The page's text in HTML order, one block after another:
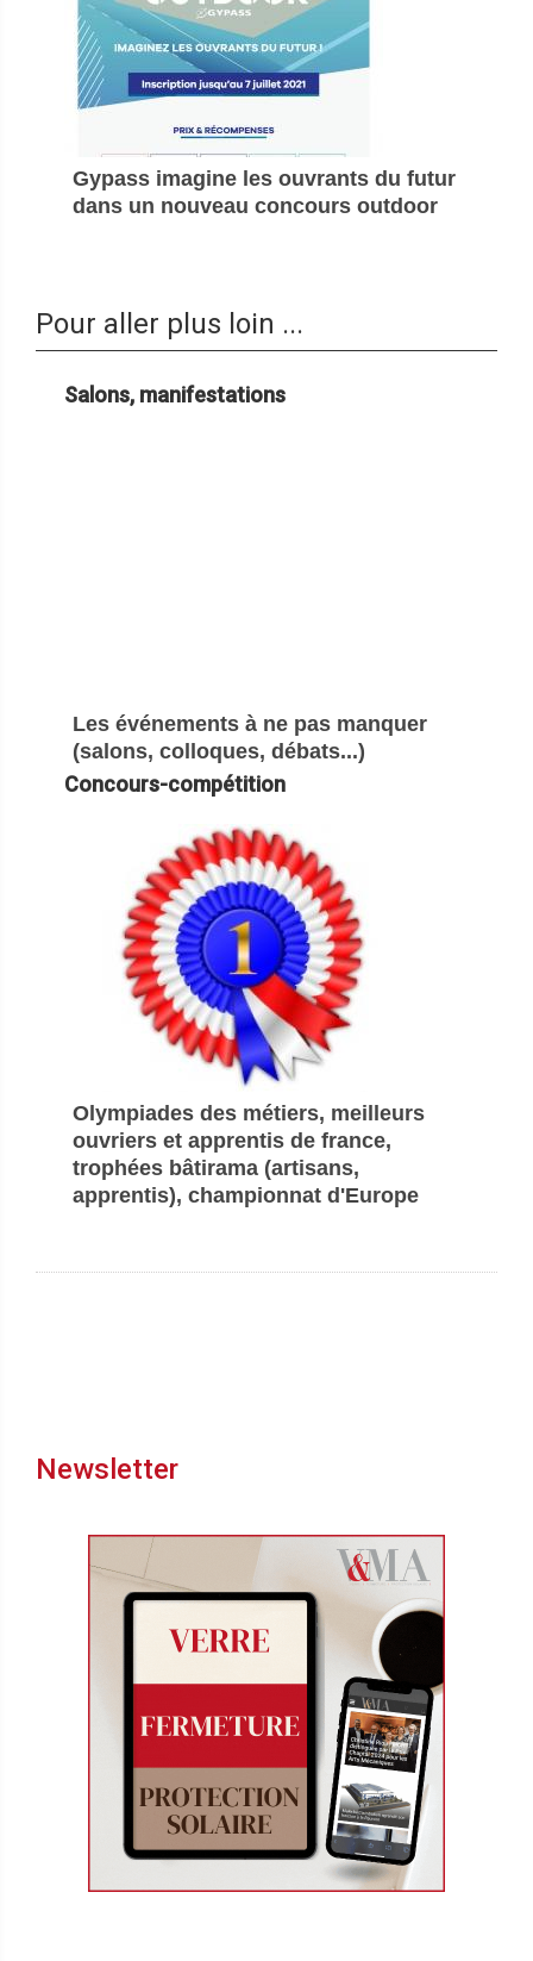
Gypass imagine les ouvrants du futur
dans un nouveau concours outdoor
Pour aller plus loin ...
Salons, manifestations
Les événements à ne pas manquer
(salons, colloques, débats...)
Concours-compétition
Olympiades des métiers, meilleurs
ouvriers et apprentis de france,
trophées bâtirama (artisans,
apprentis), championnat d'Europe
Newsletter